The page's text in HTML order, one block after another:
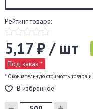
Рейтинг товара:
5,17 ₽ / шт
Под заказ *
* Окончательную стоимость
В избранное